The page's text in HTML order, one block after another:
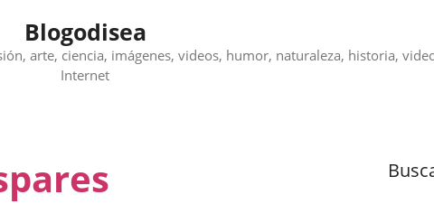
Blogodisea
arte, ciencia, imágenes, videos, humor, naturaleza, historia,
Internet